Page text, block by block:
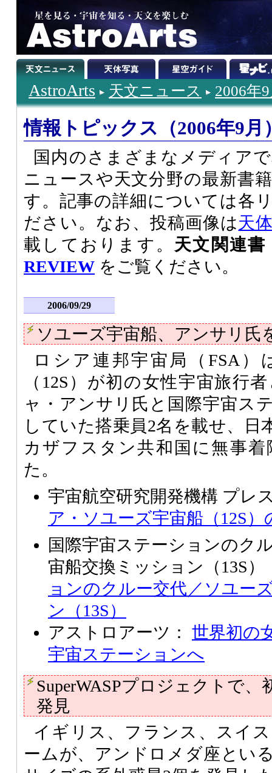
AstroArts 天文ニュース 2006年
情報トピックス（2006年9月
国内のさまざまなメディア
ニュースや天文分野の最新書
す。記事の詳細については各
ださい。なお、投稿画像は天
載しております。 天文関連
REVIEW をご覧ください。
2006/09/29
ソユーズ宇宙船、アンサリ氏
ロシア連邦宇宙局（FSA）
（12S）が初の女性宇宙旅行
ャ・アンサリ氏と国際宇宙ス
していた搭乗員2名を載せ、日
カザフスタン共和国に無事
た。
宇宙航空研究開発機構 プレ
ア・ソユーズ宇宙船（12S
国際宇宙ステーションのク
宙船交換ミッション（13S
ョンのクルー交代／ソユー
ン（13S）
アストロアーツ： 世界初の
宇宙ステーションへ
SuperWASPプロジェクトで
発見
イギリス、フランス、スイ
ームが、アンドロメダ座とい